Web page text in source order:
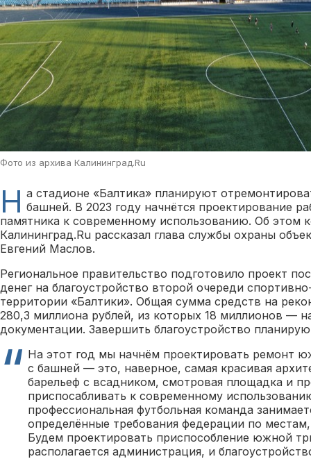
Фото из архива Калининград.Ru
Н а стадионе «Балтика» планируют
башней. В 2023 году начнётся проектирование
памятника к современному использованию. Об этом
Калининград.Ru рассказал глава службы охраны
Евгений Маслов.
Региональное правительство подготовило проект
денег на благоустройство второй очереди
территории «Балтики». Общая сумма средств на
280,3 миллиона рублей, из которых 18 миллионов —
документации. Завершить благоустройство
На этот год мы начнём проектировать ремонт
с башней — это, наверное, самая красивая
барельеф с всадником, смотровая площадка и
приспосабливать к современному
профессиональная футбольная команда
определённые требования федерации по
Будем проектировать приспособление южной
располагается администрация, и